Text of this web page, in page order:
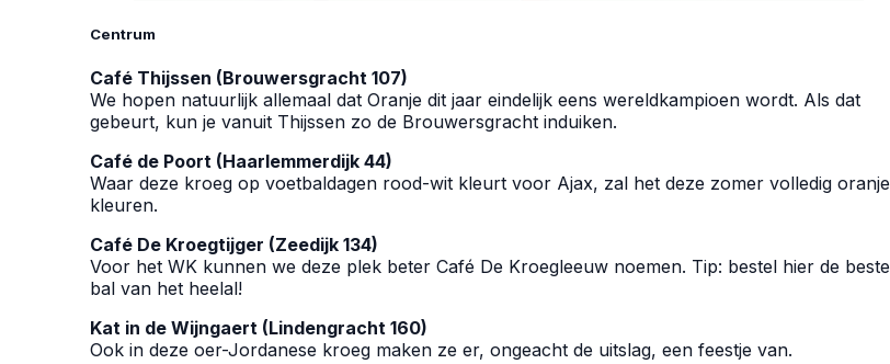
Centrum
Café Thijssen (Brouwersgracht 107)
We hopen natuurlijk allemaal dat Oranje dit jaar eindelijk eens wereldkampioen wordt. Als dat
gebeurt, kun je vanuit Thijssen zo de Brouwersgracht induiken.
Café de Poort (Haarlemmerdijk 44)
Waar deze kroeg op voetbaldagen rood-wit kleurt voor Ajax, zal het deze zomer volledig oranje
kleuren.
Café De Kroegtijger (Zeedijk 134)
Voor het WK kunnen we deze plek beter Café De Kroegleeuw noemen. Tip: bestel hier de beste
bal van het heelal!
Kat in de Wijngaert (Lindengracht 160)
Ook in deze oer-Jordanese kroeg maken ze er, ongeacht de uitslag, een feestje van.